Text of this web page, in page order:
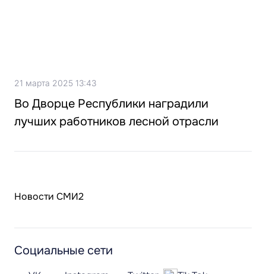
21 марта 2025 13:43
Во Дворце Республики наградили
лучших работников лесной отрасли
Новости СМИ2
Социальные сети